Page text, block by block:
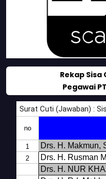
Rekap
Pegawai